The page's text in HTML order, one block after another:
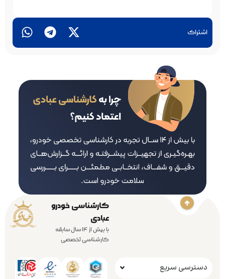
اشتراک
کارشناسی خودرو
عبادی
با بیش از 14 سال سابقه
کارشناسی تخصصی
دسترسی سریع